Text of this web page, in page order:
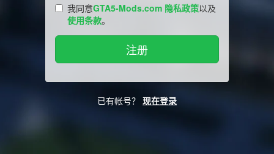
我同意GTA5-Mods.com 隐私政策以及
使用条款。
已有帐号？ 现在登录